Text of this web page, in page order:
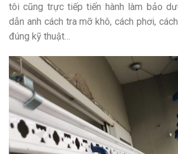
tôi cũng trực tiếp tiến hành làm bảo
dẫn anh cách tra mỡ khô, cách phơi,
đúng kỹ thuật…